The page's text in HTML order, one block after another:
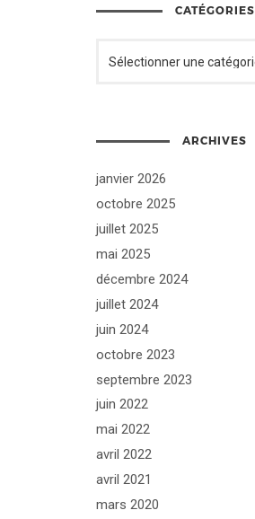
CATÉGORIES
ARCHIVES
janvier 2026
octobre 2025
juillet 2025
mai 2025
décembre 2024
juillet 2024
juin 2024
octobre 2023
septembre 2023
juin 2022
mai 2022
avril 2022
avril 2021
mars 2020